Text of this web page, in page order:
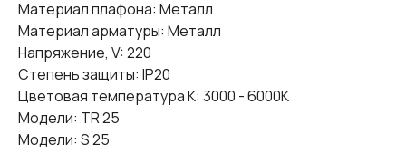
Материал плафона: Металл
Материал арматуры: Металл
Напряжение, V: 220
Степень защиты: IP20
Цветовая температура К: 3000 - 6000К
Модели: TR 25
Модели: S 25